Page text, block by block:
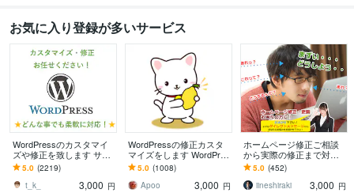
お気に入り登録が多いサービス
WordPressのカスタマイ
ズや修正を致します サイ
トのカスタマイズ・レイ
アウト変更致します
5.0 (2219)
t_k_
3,000 円
WordPressの修正カスタ
マイズをします WordPres
sのカスタマイズ・修正お
手伝い！
5.0 (1008)
Apoo
3,000 円
ホームページ修正ご相談
から実際の修正まで対応
します もう一人のスタッ
フとして活用！WordPres
sにも対応！
5.0 (452)
iineshiraki
3,000 円